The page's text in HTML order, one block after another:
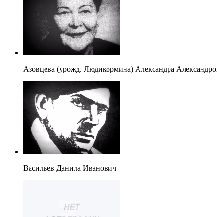
Азовцева (урожд. Людикормина) Александра
Васильев Данила Иванович